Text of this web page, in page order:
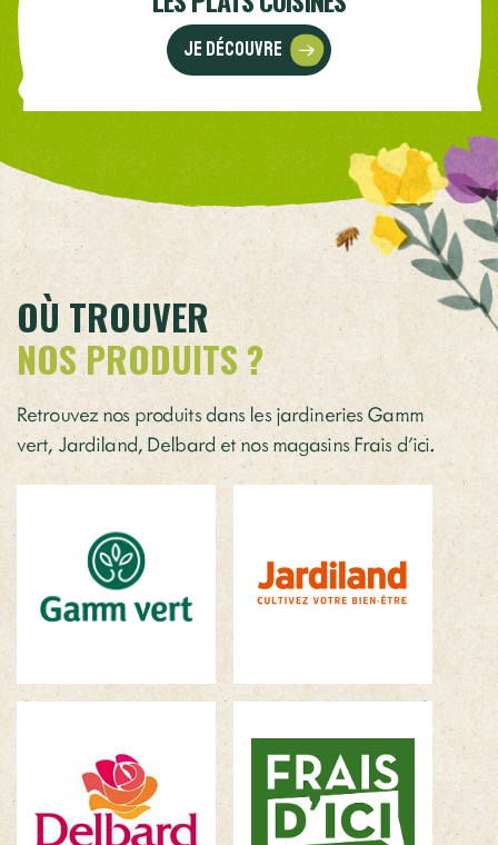
Je découvre
OÙ TROUVER
NOS PRODUITS ?
Retrouvez nos produits dans les jardineries Gamm
vert, Jardiland, Delbard et nos magasins Frais d’ici.